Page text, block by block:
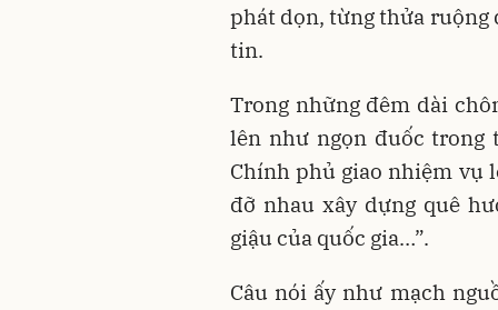
phát dọn, từng thửa ruộng
tin.
Trong những đêm dài
lên như ngọn đuốc trong
Chính phủ giao nhiệm vụ
đỡ nhau xây dựng quê
giậu của quốc gia…”.
Câu nói ấy như mạch